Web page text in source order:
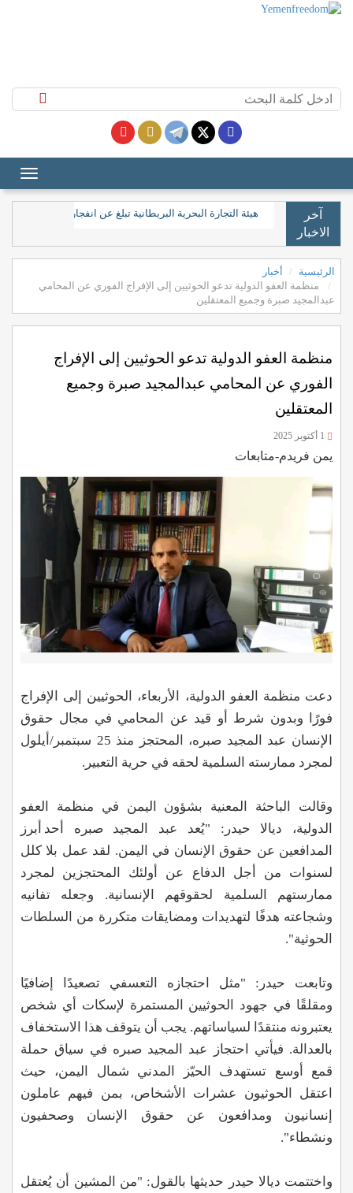
آخر
الاخبار
هيئة التجارة البحرية البريطانية تبلغ عن انفجار قرب ناقلة
الرئيسية
أخبار
منظمة العفو الدولية تدعو الحوثيين إلى الإفراج الفوري عن المحامي
عبدالمجيد صبرة وجميع المعتقلين
منظمة العفو الدولية تدعو الحوثيين إلى الإفراج
الفوري عن المحامي عبدالمجيد صبرة وجميع
المعتقلين
يمن فريدم-متابعات
دعت منظمة العفو الدولية، الأربعاء، الحوثيين إلى الإفراج
فورًا وبدون شرط أو قيد عن المحامي في مجال حقوق
الإنسان عبد المجيد صبره، المحتجز منذ 25 سبتمبر/أيلول
لمجرد ممارسته السلمية لحقه في حرية التعبير.
وقالت الباحثة المعنية بشؤون اليمن في منظمة العفو
الدولية، ديالا حيدر: "يُعد عبد المجيد صبره أحد أبرز
المدافعين عن حقوق الإنسان في اليمن. لقد عمل بلا كلل
لسنوات من أجل الدفاع عن أولئك المحتجزين لمجرد
ممارستهم السلمية لحقوقهم الإنسانية. وجعله تفانيه
وشجاعته هدفًا لتهديدات ومضايقات متكررة من السلطات
الحوثية".
وتابعت حيدر: "مثل احتجازه التعسفي تصعيدًا إضافيًا
ومقلقًا في جهود الحوثيين المستمرة لإسكات أي شخص
يعتبرونه منتقدًا لسياساتهم. يجب أن يتوقف هذا الاستخفاف
بالعدالة. فيأتي احتجاز عبد المجيد صبره في سياق حملة
قمع أوسع تستهدف الحيّز المدني شمال اليمن، حيث
اعتقل الحوثيون عشرات الأشخاص، بمن فيهم عاملون
إنسانيون ومدافعون عن حقوق الإنسان وصحفيون
ونشطاء".
واختتمت ديالا حيدر حديثها بالقول: "من المشين أن يُعتقل